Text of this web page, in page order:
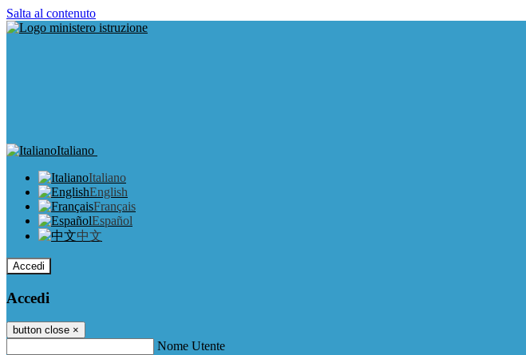
Salta al contenuto
Italiano
Italiano
English
Français
Español
中文
Accedi
Accedi
button close ×
Nome Utente